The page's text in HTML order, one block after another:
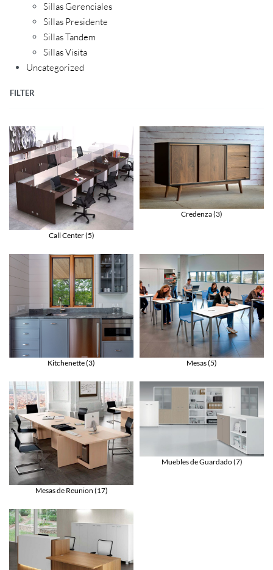
Sillas Gerenciales
Sillas Presidente
Sillas Tandem
Sillas Visita
Uncategorized
FILTER
Call Center(5)
Credenza(3)
Kitchenette(3) Mesas(5)
Mesas de Reunion (17)
Muebles de Guardado(7)